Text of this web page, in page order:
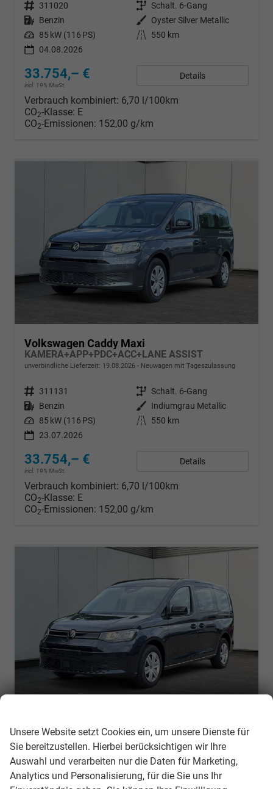
Fahrzeugnr. 311020 Getriebe Schalt. 6-Gang
Kraftstoff Benzin Außenfarbe
Oyster Silver Metallic
Leistung 85 kW (116 PS) Kilometerstand
550 km
04.08.2026
33.754,– €
incl. 19% MwSt.
Details
Verbrauch kombiniert: 6,70 l/100km
CO2-Klasse: E
CO2-Emissionen: 152,00 g/km
Volkswagen Caddy Maxi
KAMERA+APP+PDC+ACC+LANE ASSIST
unverbindliche Lieferzeit: 19.08.2026 Neuwagen mit Tageszulassung
Fahrzeugnr. 311131 Getriebe Schalt. 6-Gang
Kraftstoff Benzin Außenfarbe
Indiumgrau Metallic
Leistung 85 kW (116 PS) Kilometerstand
550 km
23.07.2026
33.754,– €
incl. 19% MwSt.
Details
Verbrauch kombiniert: 6,70 l/100km
CO2-Klasse: E
CO2-Emissionen: 152,00 g/km
Volkswagen Caddy Maxi
KAMERA+APP+PDC+ACC+LANE ASSIST
unverbindliche Lieferzeit:19.08.2026 Neuwagen mit Tageszulassung
Fahrzeugnr. 311132 Getriebe Schalt. 6-Gang
Unsere Website setzt Cookies ein, um unsere Dienste für
Sie bereitzustellen. Hierbei berücksichtigen wir Ihre
Auswahl und verarbeiten nur die Daten für Marketing,
Analytics und Personalisierung, für die Sie uns Ihr